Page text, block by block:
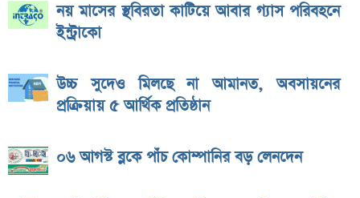
নয় মাসের স্থবিরতা কাটিয়ে আবার গ্যাস পরিবহনে
ইন্ট্রাকো
উচ্চ সুদেও মিলছে না আমানত, অবসায়নের
প্রক্রিয়ায় ৫ আর্থিক প্রতিষ্ঠান
০৬ আগস্ট ব্লকে পাঁচ কোম্পানির বড় লেনদেন